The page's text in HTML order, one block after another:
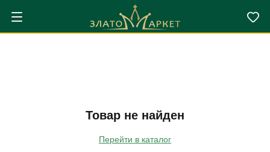
Товар не найден
Перейти в каталог